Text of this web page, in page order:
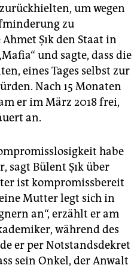
um wegen
zu
Şık den Staat in
und sagte, dass die
eines Tages selbst zur
Nach 15 Monaten
er im März 2018 frei,
an.
habe
sagt Bülent Şık über
ist kompromissbereit
Mutter legt sich in
an“, erzählt er am
während des
er per Notstandsdekret
sein Onkel, der Anwalt